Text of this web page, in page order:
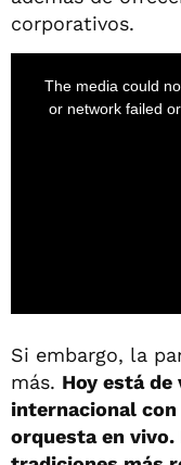
corporativos.
Si embargo, la
más. Hoy está
internacional
orquesta en vivo.